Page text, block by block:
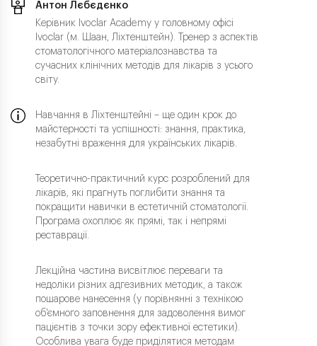
Антон Лєбєдєнко
Керівник Ivoclar Academy у головному офісі
Ivoclar (м. Шаан, Ліхтенштейн). Тренер з аспектів
стоматологічного матеріалознавства та
сучасних клінічних методів для лікарів з усього
світу.
Навчання в Ліхтенштейні – ще один крок до
майстерності та успішності: знання, практика,
незабутні враження для українських лікарів.
Теоретично-практичний курс розроблений для
лікарів, які прагнуть поглибити знання та
покращити навички в естетичній стоматології.
Програма охоплює як прямі, так і непрямі
реставрації.
Лекційна частина висвітлює переваги та
недоліки різних адгезивних методик, а також
пошарове нанесення (у порівнянні з технікою
об'ємного заповнення для задоволення вимог
пацієнтів з точки зору ефективної естетики).
Особлива увага буде приділятися методам